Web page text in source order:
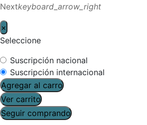
Nextkeyboard_arrow_right
×
Seleccione
Suscripción nacional
Suscripción internacional
Agregar al carro
Ver carrito
Seguir comprando